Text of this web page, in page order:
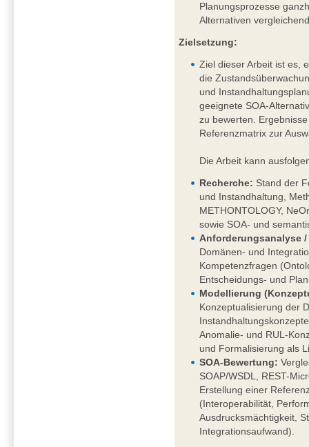
Planungsprozesse
Alternativen
Zielsetzung:
Ziel dieser Arbeit ist es,
die
und
geeignete SOA-
zu bewerten.
Referenzmatrix zur
Die Arbeit kann
Recherche: Stand der
und Instandhaltung,
METHONTOLOGY,
sowie SOA- und
Anforderungsanalyse
Domänen- und
Kompetenzfragen
Entscheidungs- und
Modellierung
Konzeptualisierung der
Anomalie- und RUL-
und Formalisierung als
SOA-Bewertung:
SOAP/WSDL, REST-
Erstellung einer
(Interoperabilität,
Ausdrucksmächtigkeit,
Integrationsaufwand).